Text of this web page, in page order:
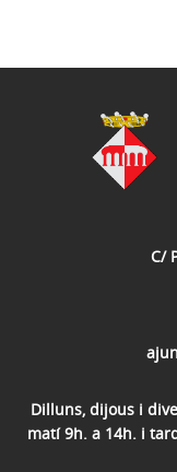
C/
Dilluns, dijous i
matí 9h. a 14h. i